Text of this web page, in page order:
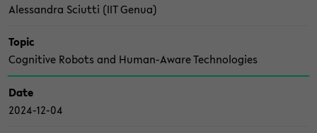
Ales­san­dra Sci­ut­ti (IIT Genua)
Topic
Co­gni­ti­ve Ro­bots and Human-​Aware Tech­no­lo­gies
Date
2024-​12-04